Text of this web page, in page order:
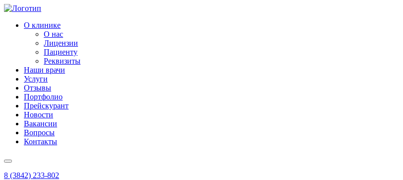
О клинике
О нас
Лицензии
Пациенту
Реквизиты
Наши врачи
Услуги
Отзывы
Портфолио
Прейскурант
Новости
Вакансии
Вопросы
Контакты
8 (3842) 233-802